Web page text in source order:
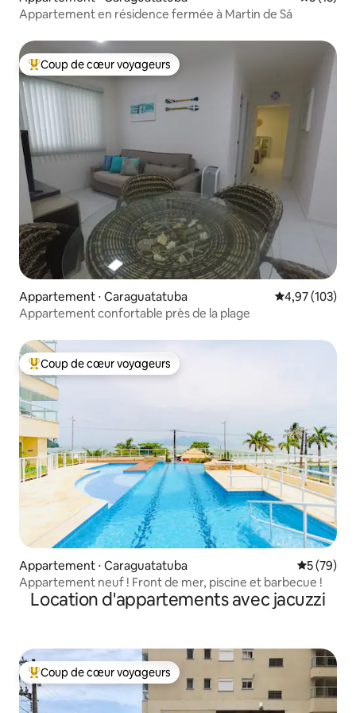
Appartement en résidence fermée à Martin de Sá
Coups de cœur voyageurs les plus appréciés
Coup de cœur voyageurs
Appartement ⋅ Caraguatatuba Évaluation
4,97 (103)
Appartement confortable près de la plage
Coups de cœur voyageurs les plus appréciés
Coup de cœur voyageurs
Appartement ⋅ Caraguatatuba
5 (79)
Appartement neuf ! Front de mer, piscine et barbecue !
Location d'appartements avec jacuzzi
Coups de cœur voyageurs les plus appréciés
Coup de cœur voyageurs